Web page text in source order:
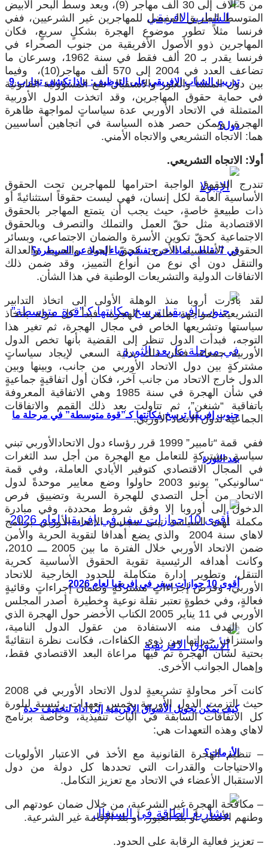
تدريب الشباب الإفريقي على التوظيف: ماذا تكشف تجارب 9
دول؟
في 7 نقاط.. لماذا خرج تفشي وباء إيبولا عن السيطرة؟
جنوب إفريقيا ترسخ مكانتها كـ”قوة متوسطة” في مرحلة ما
بعد الثورة
أقوى 10 جوازات سفر في إفريقيا لعام 2026
كيف يمكن تحويل الأسواق الإفريقية إلى أداة لتخفيف حدة
الأزمات؟
من 5 آلاف إلى 30 ألف مهاجر (9)، ويعد وسط البحر الأبيض
الطريق المفضل للمهاجرين غير الشرعيين، ففي
مثلاً تطور موضوع الهجرة بشكلٍ سريعٍ، فكان
ذوو الأصول الأفريقية من جنوب الصحراء في
فرنسا يقدر بـ 20 ألف فقط في سنة 1962، وسرعان ما
تضاعف العدد في 2004 إلى 570 ألف مهاجر(10)، وفيما
دول المنشأ والعبور والاستقبال تقع المسؤولية القانونية
حماية حقوق المهاجرين، وقد اتخذت الدول الأوربية
في الاتحاد الأوربي عدة سياساتٍ لمواجهة ظاهرة
ويمكن حصر هذه السياسة في اتجاهين أساسيين
الاتجاه التشريعي والاتجاه الأمني.
الاتجاه التشريعي.
الحقوق الواجبة احترامها للمهاجرين تحت الحقوق
العامة لكل إنسان، فهي ليست حقوقاً استثنائيةً أو
طبيعةٍ خاصةٍ، حيث يجب أن يتمتع المهاجر بالحقوق
مثل حقّ العمل والتملك والتصرف وبالحقوق
كحقّ تكوين الأسرة والضمان الاجتماعي، وبسائر
الأساسية الأخرى كحقّ الحياة والحرية والعدالة
دون أي نوع من أنواع التمييز، وقد ضمن ذلك
الدولية والتشريعات الوطنية في هذا الشأن.
بادرت أروبا منذ الوهلة الأولى إلى اتخاذ التدابير
لمواجهة ظاهرة الهجرة، فبدأ كل دولة باتخاذ
وتشريعها الخاص في مجال الهجرة، ثم تغير هذا
فبدأت الدول تنظر إلى القضية بأنها تخص الدول
جمعاء، فكان ذلك بداية السعي لإيجاد سياساتٍ
بين دول الاتحاد الأوربي من جانب، وبينها وبين
خارج الاتحاد من جانب آخر، فكان أول اتفاقيةٍ جماعيةٍ
في شأن الهجرة في سنة 1985 وهي الاتفاقية المعروفة
“شنغن”، ثم تتاولت بعد ذلك القمم والاتفاقات
لدول الاتحاد الأوربي.
ففي قمة “تامبير” 1999 قرر رؤساء دول الاتحادالأوربي تبني
مشتركةٍ للتعامل مع الهجرة من أجل سد الثغرات
المجال الاقتصادي كتوفير الأيادي العاملة، وفي قمة
“سالونيكي” يونيو 2003 حاولوا وضع معايير موحدةً لدول
من أجل التصدي للهجرة السرية وتضييق فرص
إلى أوروبا إلا وفق شروط محددة، وفي مبادرة
لهذه السياسة تبنى مجلس الاتحاد الأوربي برنامج
لاهاي سنة 2004 والذي يضع أهدافا لتقوية الحرية والأمن
ضمن الاتحاد الأوربي خلال الفترة ما بين 2005 ـــ 2010،
أهدافه الرئيسية تقوية الحقوق الأساسية كحرية
وتطوير إدارة متكاملة للحدود الخارجية للاتحاد
وفرض إجراءاتٍ مشتركةٍ وضمان إجراءاتٍ وقائيةٍ
وفي خطوةٍ تعتبر نقلة نوعية وخطيرة أصدر المجلس
الأوربي في 11 يناير 2005 الكتاب الأخضر حول الهجرة الذي
الهدف منه الاستفادة من عقول الدول النامية،
خيراتها من ذوي الكفاءات، فكانت نظرة انتقائيةً
لشأن الهجرة تم فيها مراعاة البعد الاقتصادي فقط،
الجوانب الأخرى.
كانت آخر محاولةٍ تشريعيةٍ لدول الاتحاد الأوربي في 2008
التزمت الدول الأوربية بخمس تعهدات رئيسية لبلورة
الاتفاقات السابقة في آليات تنفيذية، وخاصة برنامج
وهذه التعهدات هي:
تنظيم الهجرة القانونية مع الأخذ في الاعتبار الأولويات
والقدرات التي تحددها كل دولة من دول
الأعضاء في الاتحاد مع تعزيز التكامل.
مكافحة الهجرة غير الشرعية، من خلال ضمان عودتهم الى
الأصلي أو بلد العبور، أو بلد الإقامة غير الشرعية.
تعزيز فعالية الرقابة على الحدود.